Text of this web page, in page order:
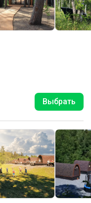
Выбрать